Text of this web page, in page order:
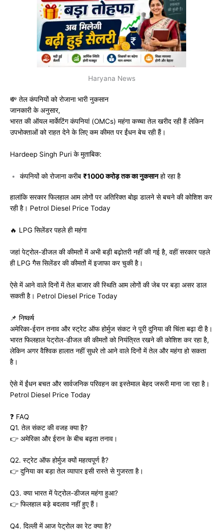
Haryana News
💸 तेल कंपनियों को रोजाना भारी नुकसान
जानकारी के अनुसार,
भारत की ऑयल मार्केटिंग कंपनियां (OMCs) महंगा कच्चा तेल खरीद रही हैं लेकिन
उपभोक्ताओं को राहत देने के लिए कम कीमत पर ईंधन बेच रही हैं।
Hardeep Singh Puri के मुताबिक:
कंपनियों को रोजाना करीब ₹1000 करोड़ तक का नुकसानहो रहा है
हालांकि सरकार फिलहाल आम लोगों पर अतिरिक्त बोझ डालने से बचने की कोशिश कर
रही है। Petrol Diesel Price Today
🔥 LPG सिलेंडर पहले ही महंगा
जहां पेट्रोल-डीजल की कीमतों में अभी बड़ी बढ़ोतरी नहीं की गई है, वहीं सरकार पहले
ही LPG गैस सिलेंडर की कीमतों में इजाफा कर चुकी है।
ऐसे में आने वाले दिनों में तेल बाजार की स्थिति आम लोगों की जेब पर बड़ा असर डाल
सकती है। Petrol Diesel Price Today
📌 निष्कर्ष
अमेरिका-ईरान तनाव और स्ट्रेट ऑफ होर्मुज संकट ने पूरी दुनिया की चिंता बढ़ा दी है।
भारत फिलहाल पेट्रोल-डीजल की कीमतों को नियंत्रित रखने की कोशिश कर रहा है,
लेकिन अगर वैश्विक हालात नहीं सुधरे तो आने वाले दिनों में तेल और महंगा हो सकता
है।
ऐसे में ईंधन बचत और सार्वजनिक परिवहन का इस्तेमाल बेहद जरूरी माना जा रहा है।
Petrol Diesel Price Today
❓ FAQ
Q1. तेल संकट की वजह क्या है?
👉 अमेरिका और ईरान के बीच बढ़ता तनाव।
Q2. स्ट्रेट ऑफ होर्मुज क्यों महत्वपूर्ण है?
👉 दुनिया का बड़ा तेल व्यापार इसी रास्ते से गुजरता है।
Q3. क्या भारत में पेट्रोल-डीजल महंगा हुआ?
👉 फिलहाल बड़े बदलाव नहीं हुए हैं।
Q4. दिल्ली में आज पेट्रोल का रेट क्या है?